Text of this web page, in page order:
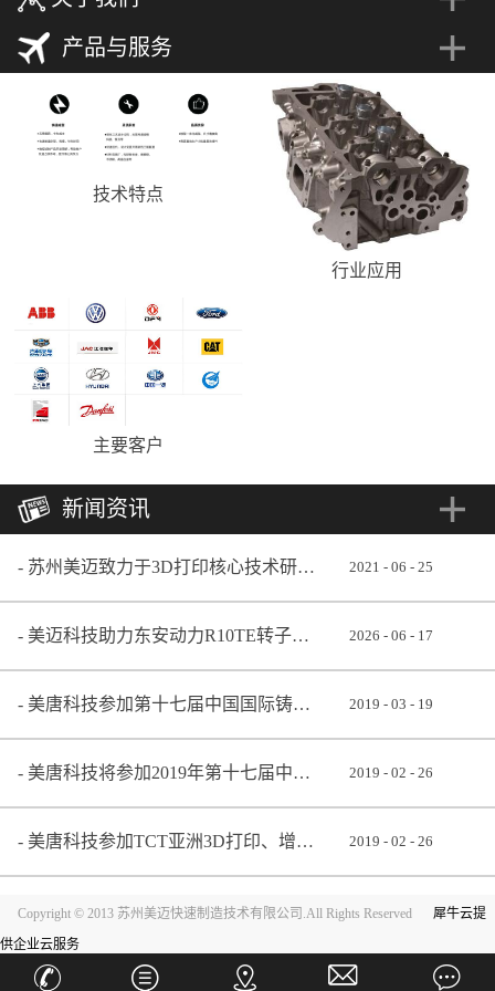
产品与服务
技术特点
行业应用
主要客户
新闻资讯
苏州美迈致力于3D打印核心技术研发 助推铸造业转型升级 2021 - 06 - 25
美迈科技助力东安动力R10TE转子发动机成功点火 2026 - 06 - 17
美唐科技参加第十七届中国国际铸造博览会 2019 - 03 - 19
美唐科技将参加2019年第十七届中国国际铸造博览会 2019 - 02 - 26
美唐科技参加TCT亚洲3D打印、增材制造展览会 2019 - 02 - 26
Copyright © 2013 苏州美迈快速制造技术有限公司.All Rights Reserved
犀牛云提
供企业云服务